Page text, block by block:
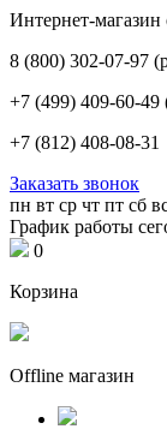
Интернет-магазин
8 (800) 302-07-97
+7 (499) 409-60-49
+7 (812) 408-08-31
Заказать звонок
пн вт ср чт пт сб
График работы
0
Корзина
Offline магазин